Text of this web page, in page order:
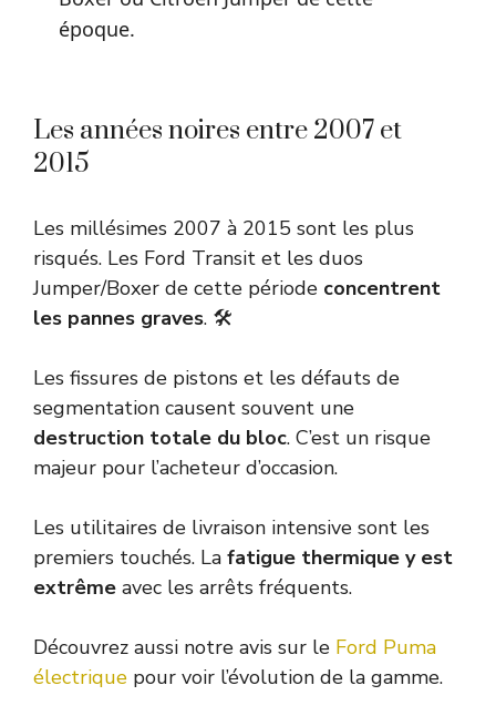
époque.
Les années noires entre 2007 et
2015
Les millésimes 2007 à 2015 sont les plus
risqués. Les Ford Transit et les duos
Jumper/Boxer de cette période concentrent
les pannes graves. 🛠️
Les fissures de pistons et les défauts de
segmentation causent souvent une
destruction totale du bloc. C’est un risque
majeur pour l’acheteur d’occasion.
Les utilitaires de livraison intensive sont les
premiers touchés. La fatigue thermique y est
extrême avec les arrêts fréquents.
Découvrez aussi notre avis sur le Ford Puma
électrique pour voir l’évolution de la gamme.